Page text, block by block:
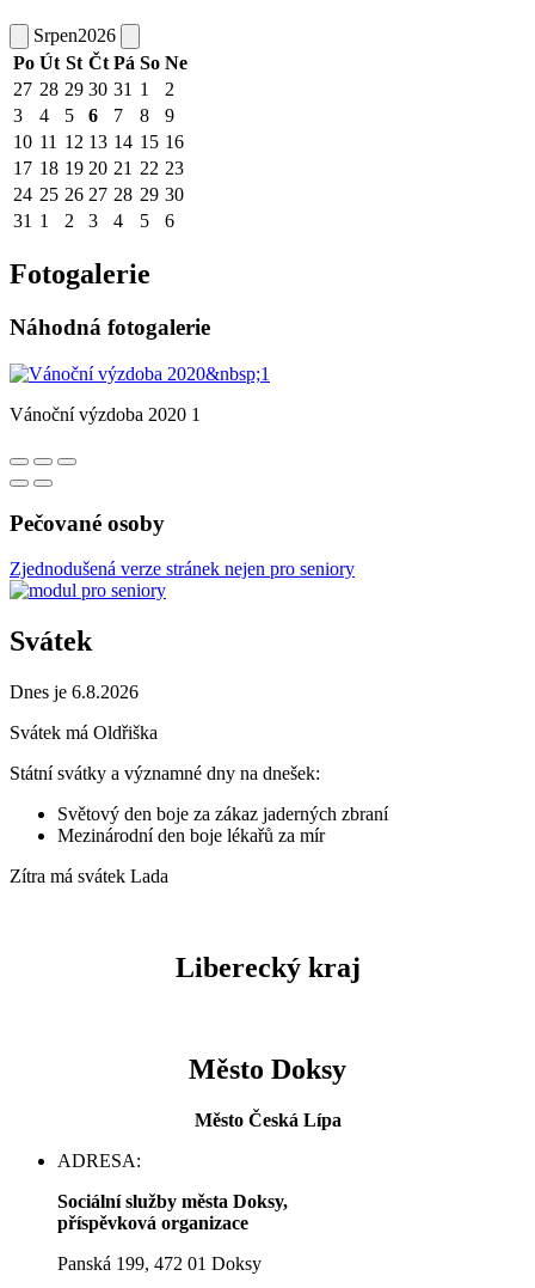
Srpen2026
Po Út St Čt Pá So Ne
27 28 29 30 31 1
2
3
4 5 6 7 8
9
10 11 12 13 14 15 16
17 18 19 20 21 22 23
24 25 26 27 28 29 30
31 1 2 3 4 5 6
Fotogalerie
Náhodná fotogalerie
Vánoční výzdoba 2020 1
Pečované osoby
Zjednodušená verze stránek nejen pro seniory
Svátek
Dnes je 6.8.2026
Svátek má Oldřiška
Státní svátky a významné dny na dnešek:
Světový den boje za zákaz jaderných zbraní
Mezinárodní den boje lékařů za mír
Zítra má svátek Lada
Liberecký kraj
Město Doksy
Město Česká Lípa
ADRESA:
Sociální služby města Doksy,
příspěvková organizace
Panská 199, 472 01 Doksy